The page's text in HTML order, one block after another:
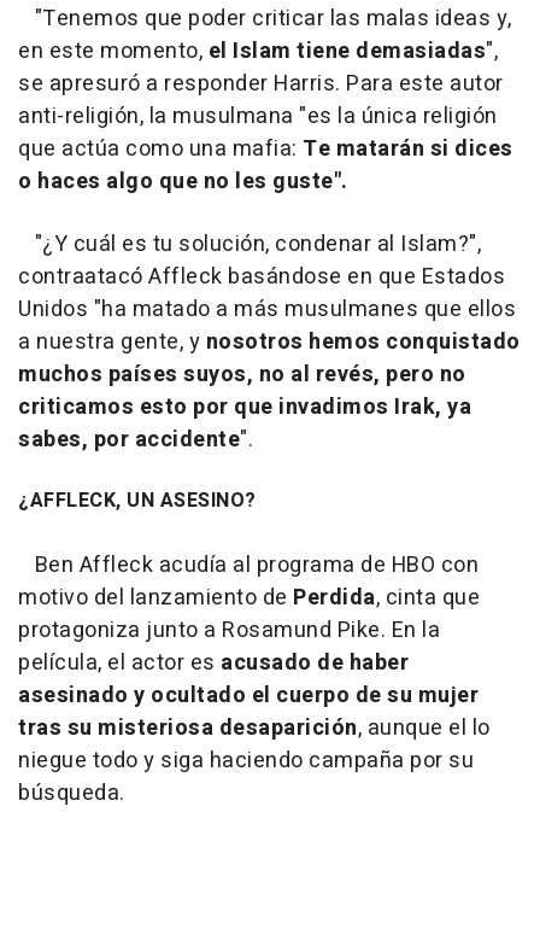
"Tenemos que poder criticar las malas ideas y,
en este momento, el Islam tiene demasiadas",
se apresuró a responder Harris. Para este autor
anti-religión, la musulmana "es la única religión
que actúa como una mafia: Te matarán si dices
o haces algo que no les guste".
"¿Y cuál es tu solución, condenar al Islam?",
contraatacó Affleck basándose en que Estados
Unidos "ha matado a más musulmanes que ellos
a nuestra gente, y nosotros hemos conquistado
muchos países suyos, no al revés, pero no
criticamos esto por que invadimos Irak, ya
sabes, por accidente".
¿AFFLECK, UN ASESINO?
Ben Affleck acudía al programa de HBO con
motivo del lanzamiento de Perdida, cinta que
protagoniza junto a Rosamund Pike. En la
película, el actor es acusado de haber
asesinado y ocultado el cuerpo de su mujer
tras su misteriosa desaparición, aunque el lo
niegue todo y siga haciendo campaña por su
búsqueda.